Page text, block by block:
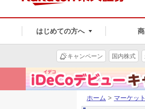
はじめての方へ
キャンペーン 国内株式
ホーム > マーケッ